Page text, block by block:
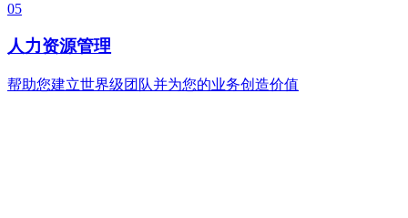
05
人力资源管理
帮助您建立世界级团队并为您的业务创造价值